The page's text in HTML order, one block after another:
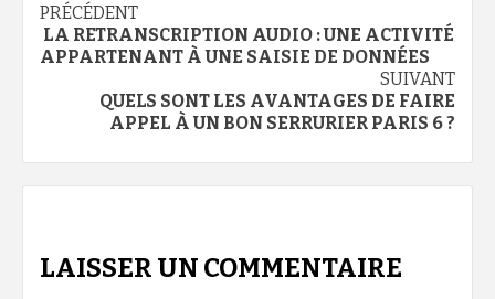
Navigation
d’article
PRÉCÉDENT
LA RETRANSCRIPTION AUDIO : UNE ACTIVITÉ
APPARTENANT À UNE SAISIE DE DONNÉES
SUIVANT
QUELS SONT LES AVANTAGES DE FAIRE
APPEL À UN BON SERRURIER PARIS 6 ?
LAISSER UN COMMENTAIRE